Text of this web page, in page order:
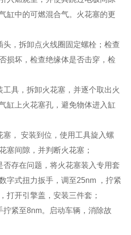
缸中的可燃混合气。火花塞的更
头，拆卸点火线圈固定螺栓；检查
损坏，检查绝缘体是否击穿，检
具，拆卸火花塞，并逐个取出火
缸上火花塞孔，避免物体进入缸
， 安装到位，使用工具旋入螺
塞间隙，并判断火花塞；
存在问题，将火花塞装入专用套
字式扭力扳手，调至25nm ，拧紧
打开引擎盖，安装三件套；
拧紧至8nm。启动车辆，消除故